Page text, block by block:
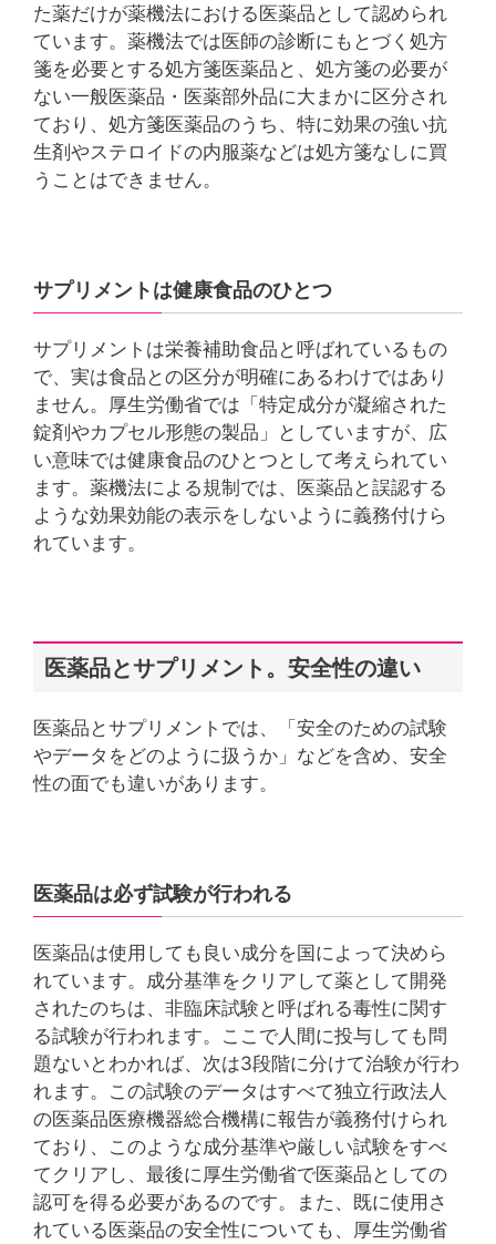
た薬だけが薬機法における医薬品として認められ
ています。薬機法では医師の診断にもとづく処方
箋を必要とする処方箋医薬品と、処方箋の必要が
ない一般医薬品・医薬部外品に大まかに区分され
ており、処方箋医薬品のうち、特に効果の強い抗
生剤やステロイドの内服薬などは処方箋なしに買
うことはできません。
サプリメントは健康食品のひとつ
サプリメントは栄養補助食品と呼ばれているもの
で、実は食品との区分が明確にあるわけではあり
ません。厚生労働省では「特定成分が凝縮された
錠剤やカプセル形態の製品」としていますが、広
い意味では健康食品のひとつとして考えられてい
ます。薬機法による規制では、医薬品と誤認する
ような効果効能の表示をしないように義務付けら
れています。
医薬品とサプリメント。安全性の違い
医薬品とサプリメントでは、「安全のための試験
やデータをどのように扱うか」などを含め、安全
性の面でも違いがあります。
医薬品は必ず試験が行われる
医薬品は使用しても良い成分を国によって決めら
れています。成分基準をクリアして薬として開発
されたのちは、非臨床試験と呼ばれる毒性に関す
る試験が行われます。ここで人間に投与しても問
題ないとわかれば、次は3段階に分けて治験が行わ
れます。この試験のデータはすべて独立行政法人
の医薬品医療機器総合機構に報告が義務付けられ
ており、このような成分基準や厳しい試験をすべ
てクリアし、最後に厚生労働省で医薬品としての
認可を得る必要があるのです。また、既に使用さ
れている医薬品の安全性についても、厚生労働省